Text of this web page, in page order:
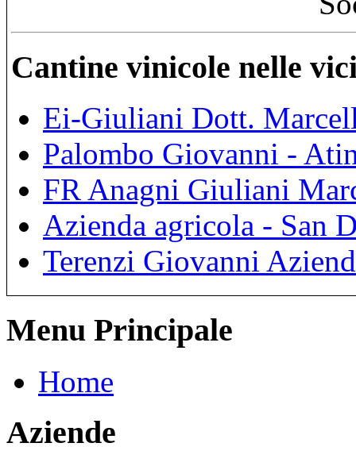
Cantine vinicole nelle
Ei-Giuliani Dott.
Palombo Giovanni -
FR Anagni Giuliani
Azienda agricola - San
Terenzi Giovanni
Menu Principale
Home
Aziende